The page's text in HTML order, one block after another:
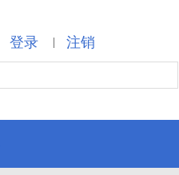
登录 | 注销